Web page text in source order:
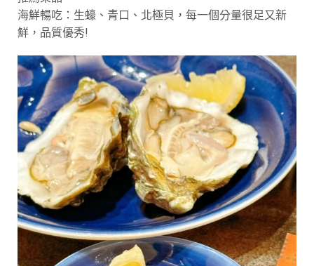
海鮮暢吃：生蠔、青口、北極貝，每一個分量很足又新
鮮，品質優秀!